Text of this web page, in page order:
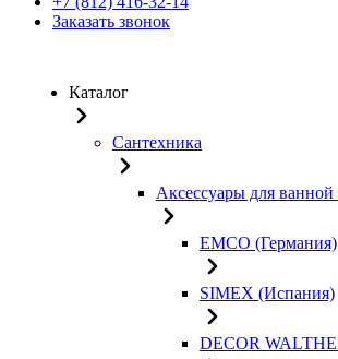
Заказать звонок
Каталог
Сантехника
Аксессуары для
EMCO (Германия)
SIMEX (Испания)
DECOR